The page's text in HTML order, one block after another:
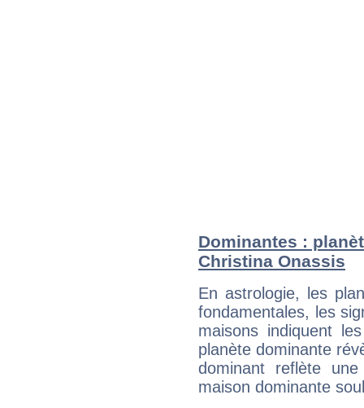
Dominantes :
Christina Onassis
En astrologie, les
fondamentales, les
maisons indiquent
planète dominante
dominant reflète
maison dominante